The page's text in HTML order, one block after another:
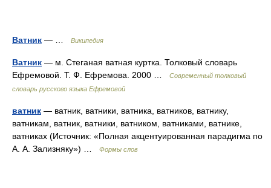
Ватник — … Википедия
Ватник — м. Стеганая ватная куртка. Толковый словарь
Ефремовой. Т. Ф. Ефремова. 2000 …
Современный толковый
словарь русского языка Ефремовой
ватник — ватник, ватники, ватника, ватников, ватнику,
ватникам, ватник, ватники, ватником, ватниками, ватнике,
ватниках (Источник: «Полная акцентуированная парадигма по
А. А. Зализняку») …
Формы слов